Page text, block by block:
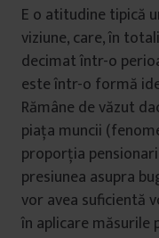
E o atitudine tipică
viziune, care, în
decimat într-o
este într-o formă
Rămâne de văzut
piața muncii
proporția
presiunea asupra
vor avea suficientă
în aplicare măsurile